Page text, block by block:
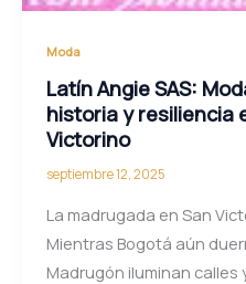
Moda
Latín Angie SAS:
historia y resiliencia
Victorino
septiembre 12, 2025
La madrugada en San
Mientras Bogotá aún
Madrugón iluminan calles